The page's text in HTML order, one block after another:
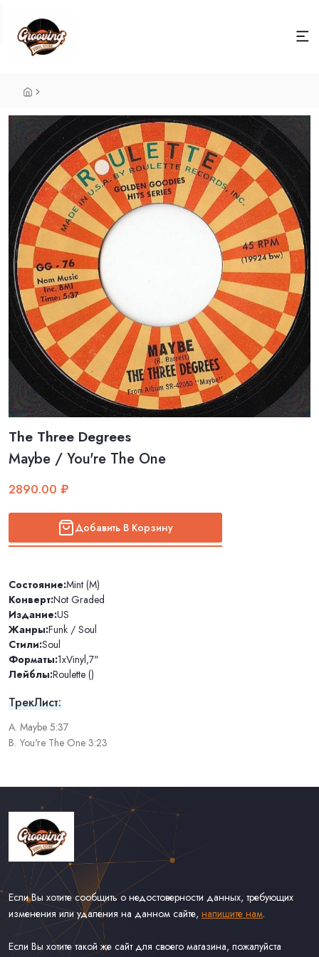
The Three Degrees
Maybe / You're The One
2890.00 ₽
Добавить В Корзину
Состояние:Mint (M)
Конверт:Not Graded
Издание:US
Жанры:Funk / Soul
Стили:Soul
Форматы:1xVinyl,7"
Лейблы:Roulette ()
ТрекЛист:
A. Maybe 5:37
B. You're The One 3:23
Если Вы хотите сообщить о недостоверности данных, требующих
изменения или удаления на данном сайте, напишите нам.
Если Вы хотите такой же сайт для своего магазина, пожалуйста